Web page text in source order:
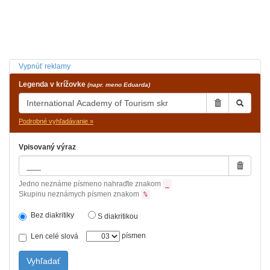
Vypnúť reklamy
Legenda v krížovke (napr. meno Eduarda)
Podrobné vyhľadávanie »
Vpisovaný výraz
Jedno neznáme písmeno nahraďte znakom
Skupinu neznámych písmen znakom %
Bez diakritiky S diakritikou
Len celé slová písmen
Vyhľadať